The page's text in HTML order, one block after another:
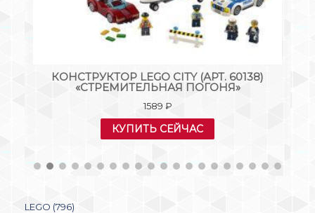
КОНСТРУКТОР LEGO CITY (АРТ. 60138)
«СТРЕМИТЕЛЬНАЯ ПОГОНЯ»
1589 ₽
КУПИТЬ СЕЙЧАС
LEGO (796)